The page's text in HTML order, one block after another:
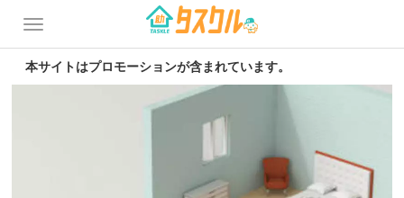
本サイトはプロモーションが含まれています。